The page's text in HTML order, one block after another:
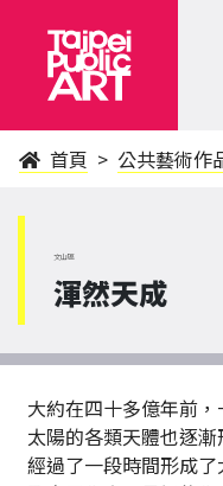
首頁 公共藝術作
文山區
渾然天成
大約在四十多億年前
太陽的各類天體也逐
經過了一段時間形成